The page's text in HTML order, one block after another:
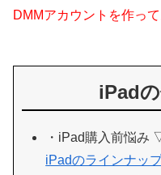
DMMアカウントを作っ
iPad
・iPad購入前悩み
iPadのラインナッ